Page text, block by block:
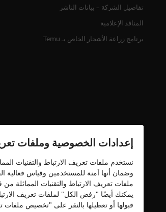
تفاصيل الشركة – بيانات الناشر
المنافذ الإعلامية
برنامج زراعة الأشجار الخاص بـ Temu
شهادة الأمان
إعدادات الخصوصية وملفات
نستخدم ملفات تعريف الارتباط والتقنيات
وضمان أنها آمنة للمستخدمين وقياس فعالية
ملفات تعريف الارتباط والتقنيات المماثلة
يمكنك أيضًا "رفض الكل" لملفات تعريف
قبولها أو تعطيلها بالنقر على "تخصيص